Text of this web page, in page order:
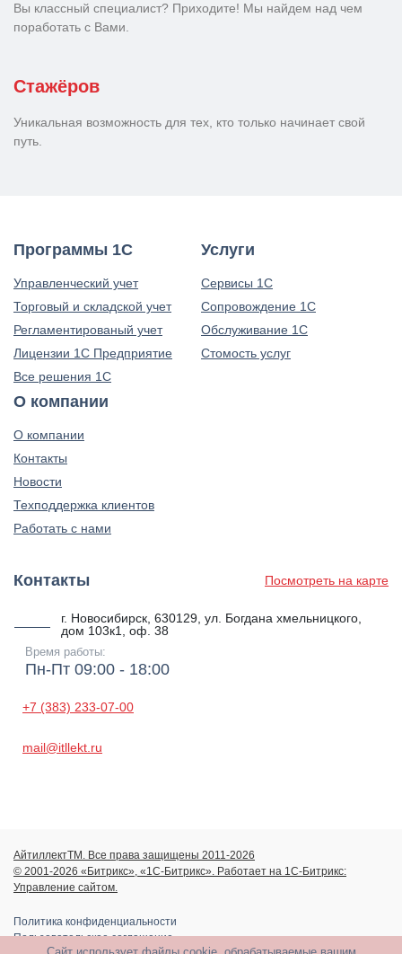
Вы классный специалист? Приходите! Мы найдем над чем
поработать с Вами.
Стажёров
Уникальная возможность для тех, кто только начинает свой
путь.
Программы 1С
Управленческий учет
Торговый и складской учет
Регламентированый учет
Лицензии 1С Предприятие
Все решения 1С
Услуги
Сервисы 1С
Сопровождение 1С
Обслуживание 1С
Стомость услуг
О компании
О компании
Контакты
Новости
Техподдержка клиентов
Работать с нами
Контакты
г. Новосибирск, 630129, ул. Богдана хмельницкого,
дом 103к1, оф. 38
Время работы:
Пн-Пт 09:00 - 18:00
+7 (383) 233-07-00
mail@itllekt.ru
Посмотреть на карте
АйтиллектТМ. Все права защищены 2011-2026
© 2001-2026 «Битрикс», «1С-Битрикс». Работает на 1С-Битрикс:
Управление сайтом.
Политика конфиденциальности
Пользовательское соглашение